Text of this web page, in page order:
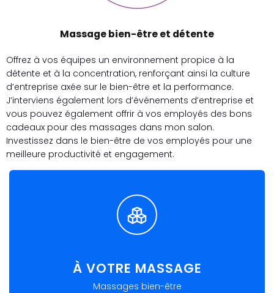
Massage bien-être et détente
Offrez à vos équipes un environnement propice à la
détente et à la concentration, renforçant ainsi la culture
d’entreprise axée sur le bien-être et la performance.
J’interviens également lors d’événements d’entreprise et
vous pouvez également offrir à vos employés des bons
cadeaux pour des massages dans mon salon.
Investissez dans le bien-être de vos employés pour une
meilleure productivité et engagement.
À VOTRE MASSAGE
Massages bien-être